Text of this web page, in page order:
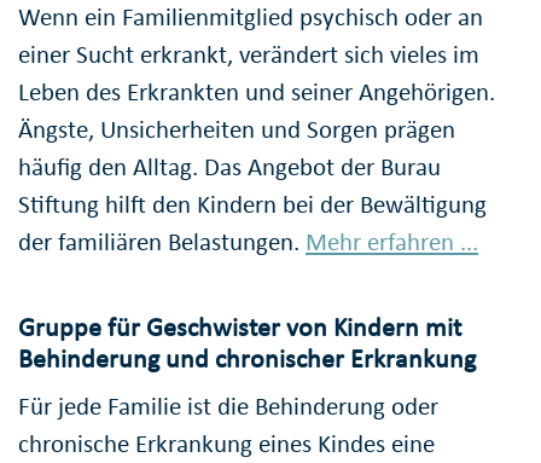
Wenn ein Familienmitglied psychisch oder an
einer Sucht erkrankt, verändert sich vieles im
Leben des Erkrankten und seiner Angehörigen.
Ängste, Unsicherheiten und Sorgen prägen
häufig den Alltag. Das Angebot der Burau
Stiftung hilft den Kindern bei der Bewältigung
der familiären Belastungen. Mehr erfahren ...
Gruppe für Geschwister von Kindern mit
Behinderung und chronischer Erkrankung
Für jede Familie ist die Behinderung oder
chronische Erkrankung eines Kindes eine